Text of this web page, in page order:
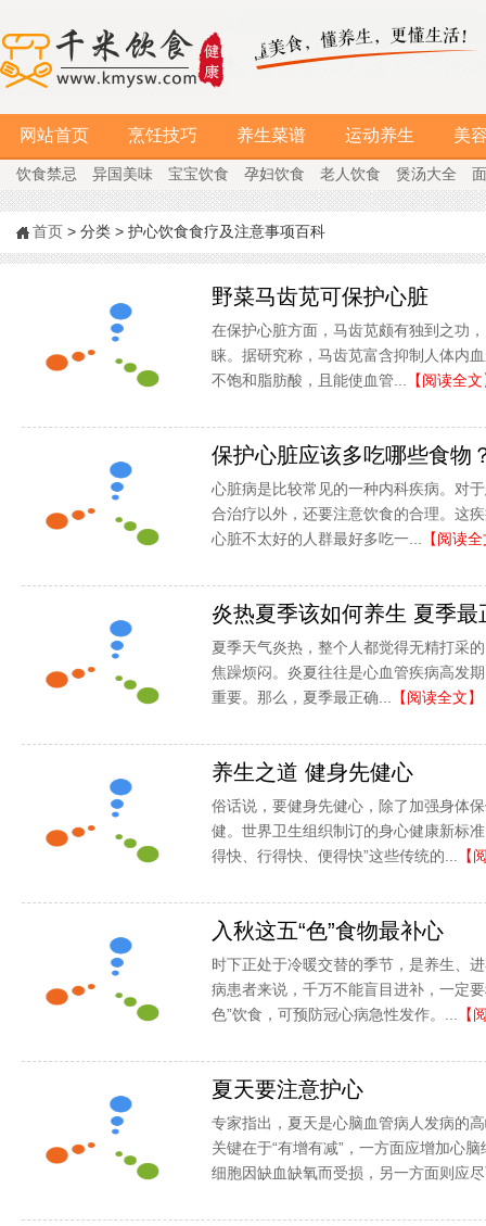
网站首页 烹饪技巧 养生菜谱 运动养生 美
饮食禁忌 异国美味 宝宝饮食 孕妇饮食 老人饮食 煲汤大全
首页 > 分类 > 护心饮食食疗及注意事项百科
野菜马齿苋可保护心脏
在保护心脏方面，马齿苋颇有独到之功
睐。据研究称，马齿苋富含抑制人体内
不饱和脂肪酸，且能使血管...
【阅读全
保护心脏应该多吃哪些食物
心脏病是比较常见的一种内科疾病。对
合治疗以外，还要注意饮食的合理。这
心脏不太好的人群最好多吃一...
【阅读
炎热夏季该如何养生 夏季
夏季天气炎热，整个人都觉得无精打采
焦躁烦闷。炎夏往往是心血管疾病高发
重要。那么，夏季最正确...
【阅读全文】
养生之道 健身先健心
俗话说，要健身先健心，除了加强身体
健。世界卫生组织制订的身心健康新标
得快、行得快、便得快”这些传统的...
【
入秋这五“色”食物最补心
时下正处于冷暖交替的季节，是养生、
病患者来说，千万不能盲目进补，一定
色”饮食，可预防冠心病急性发作。...
【
夏天要注意护心
专家指出，夏天是心脑血管病人发病的
关键在于“有增有减”，一方面应增加心
细胞因缺血缺氧而受损，另一方面则应